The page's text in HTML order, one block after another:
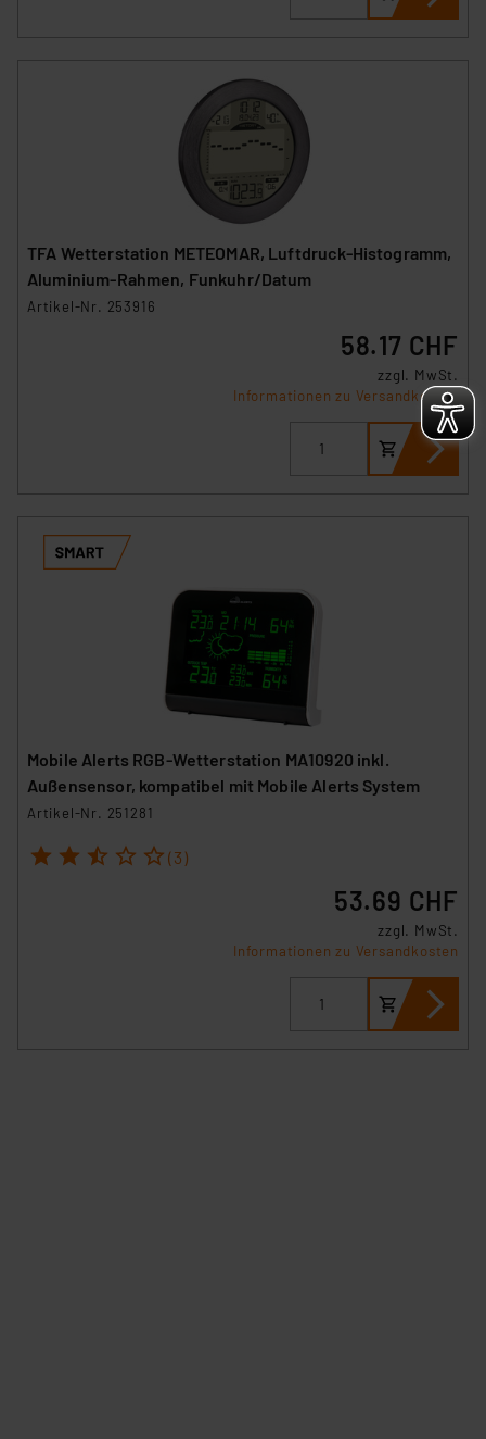
TFA Wetterstation METEOMAR, Luftdruck-Histogramm,
Aluminium-Rahmen, Funkuhr/Datum
Artikel-Nr. 253916
58.17 CHF
zzgl. MwSt.
Informationen zu Versandkosten
Mobile Alerts RGB-Wetterstation MA10920 inkl.
Außensensor, kompatibel mit Mobile Alerts System
Artikel-Nr. 251281
1 2 3 4 5 (3)
53.69 CHF
zzgl. MwSt.
Informationen zu Versandkosten